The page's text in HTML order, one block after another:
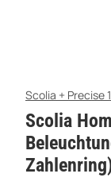
Scolia + Precise
Scolia